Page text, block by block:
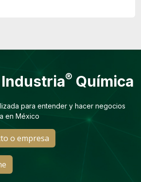
Industria® Química
para entender y hacer negocios
en México
o empresa